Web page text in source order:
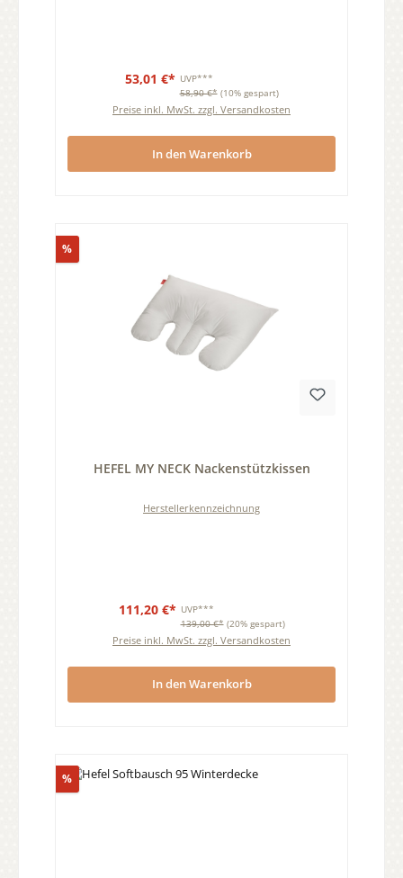
53,01 €* UVP***
58,90 €* (10% gespart)
Preise inkl. MwSt. zzgl. Versandkosten
In den Warenkorb
%Rabatt
HEFEL MY NECK Nackenstützkissen
Herstellerkennzeichnung
111,20 €* UVP***
139,00 €* (20% gespart)
Preise inkl. MwSt. zzgl. Versandkosten
In den Warenkorb
%Rabatt